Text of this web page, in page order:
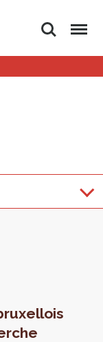
Rechercher
Menu